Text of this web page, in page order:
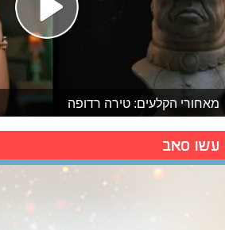
מאחורי הקלעים: טירה רדופה
עשו סאב